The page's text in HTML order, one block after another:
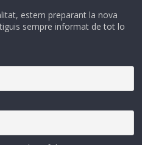
estem preparant la nova
sempre informat de tot lo